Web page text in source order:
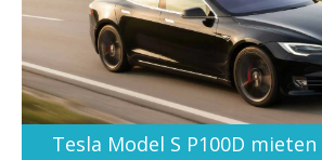
Tesla Model S P100D